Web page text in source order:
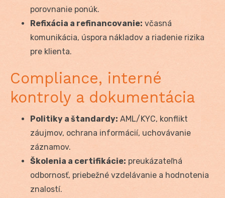
porovnanie ponúk.
Refixácia a refinancovanie: včasná
komunikácia, úspora nákladov a riadenie rizika
pre klienta.
Compliance, interné
kontroly a dokumentácia
Politiky a štandardy: AML/KYC, konflikt
záujmov, ochrana informácií, uchovávanie
záznamov.
Školenia a certifikácie: preukázateľná
odbornosť, priebežné vzdelávanie a hodnotenia
znalostí.